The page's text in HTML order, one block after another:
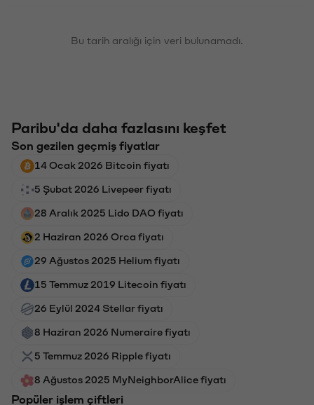
Bu tarih aralığı için veri bulunamadı.
Paribu'da daha fazlasını keşfet
Son gezilen geçmiş fiyatlar
14 Ocak 2026 Bitcoin fiyatı
5 Şubat 2026 Livepeer fiyatı
28 Aralık 2025 Lido DAO fiyatı
2 Haziran 2026 Orca fiyatı
29 Ağustos 2025 Helium fiyatı
15 Temmuz 2019 Litecoin fiyatı
26 Eylül 2024 Stellar fiyatı
8 Haziran 2026 Numeraire fiyatı
5 Temmuz 2026 Ripple fiyatı
8 Ağustos 2025 MyNeighborAlice fiyatı
Popüler işlem çiftleri